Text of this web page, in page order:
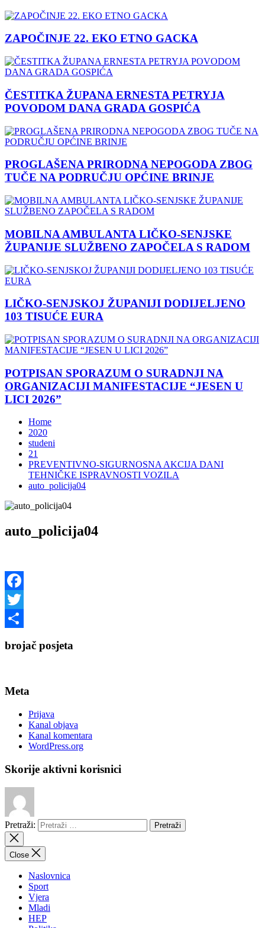
ZAPOČINJE 22. EKO ETNO GACKA
ČESTITKA ŽUPANA ERNESTA PETRYJA
POVODOM DANA GRADA GOSPIĆA
PROGLAŠENA PRIRODNA NEPOGODA ZBOG
TUČE NA PODRUČJU OPĆINE BRINJE
MOBILNA AMBULANTA LIČKO-SENJSKE
ŽUPANIJE SLUŽBENO ZAPOČELA S RADOM
LIČKO-SENJSKOJ ŽUPANIJI DODIJELJENO
103 TISUĆE EURA
POTPISAN SPORAZUM O SURADNJI NA
ORGANIZACIJI MANIFESTACIJE “JESEN U
LICI 2026”
Home
2020
studeni
21
PREVENTIVNO-SIGURNOSNA AKCIJA DANI
TEHNIČKE ISPRAVNOSTI VOZILA
auto_policija04
auto_policija04
Facebook
Twitter
brojač posjeta
Meta
Prijava
Kanal objava
Kanal komentara
WordPress.org
Skorije aktivni korisnici
Pretraži:
Close
Naslovnica
Sport
Vjera
Mladi
HEP